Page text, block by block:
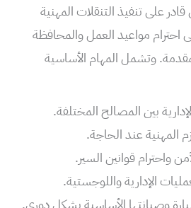
على تنفيذ التنقلات المهنية
احترام مواعيد العمل والمحافظة
وتشمل المهام الأساسية
بين المصالح المختلفة.
المهنية عند الحاجة.
واحترام قوانين السير.
الإدارية واللوجستية.
وصيانتها الأساسية بشكل دوري.